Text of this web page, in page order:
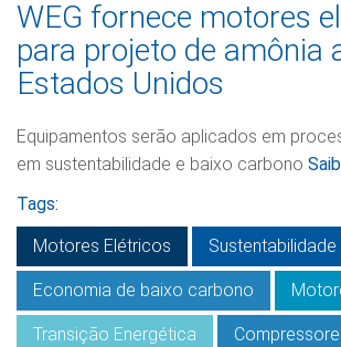
WEG fornece motores
para projeto de amônia
Estados Unidos
Equipamentos serão aplicados em
em sustentabilidade e baixo carbono
Tags:
Motores Elétricos
Sustentabilidade
Economia de baixo carbono
Transição Energética